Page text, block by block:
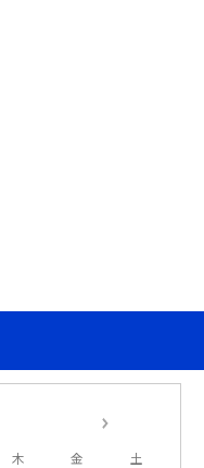
木 金 土